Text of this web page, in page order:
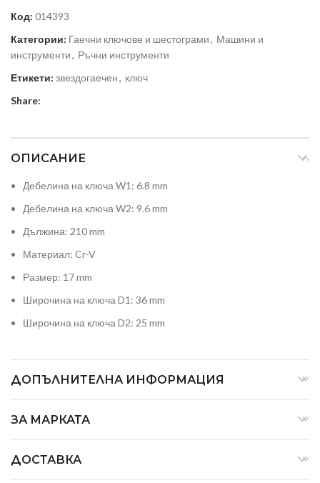
Код: 014393
Категории: Гаечни ключове и шестограми, Машини и
инструменти, Ръчни инструменти
Етикети: звездогаечен, ключ
Share:
ОПИСАНИЕ
Дебелина на ключа W1: 6.8 mm
Дебелина на ключа W2: 9.6 mm
Дължина: 210 mm
Материал: Cr-V
Размер: 17 mm
Широчина на ключа D1: 36 mm
Широчина на ключа D2: 25 mm
ДОПЪЛНИТЕЛНА ИНФОРМАЦИЯ
ЗА МАРКАТА
ДОСТАВКА